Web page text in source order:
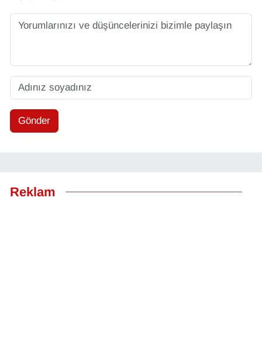
Gönder
Reklam